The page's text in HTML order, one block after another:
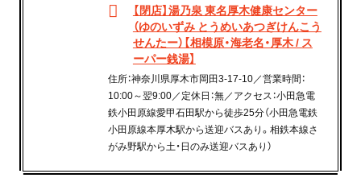
【閉店】湯乃泉 東名厚木健康センター
（ゆのいずみ とうめいあつぎけんこう
せんたー）【相模原・海老名・厚木 / ス
ーパー銭湯】
住所：神奈川県厚木市岡田3-17-10／営業時間：
10:00～翌9:00／定休日：無／アクセス：小田急電
鉄小田原線愛甲石田駅から徒歩25分（小田急電鉄
小田原線本厚木駅から送迎バスあり。相鉄本線さ
がみ野駅から土・日のみ送迎バスあり）